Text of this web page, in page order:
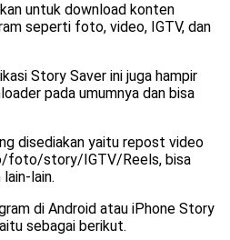
untuk download konten
seperti foto, video, IGTV, dan
Story Saver ini juga hampir
pada umumnya dan bisa
disediakan yaitu repost video
foto/story/IGTV/Reels, bisa
lain.
di Android atau iPhone Story
sebagai berikut.